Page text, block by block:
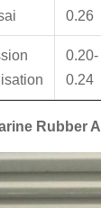
0.26
0.20-
0.24
Rubber